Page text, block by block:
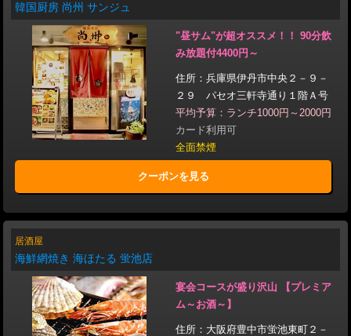
韓国厨房 尚州 サンジュ
"昼サム"が超オススメ！！ 90分飲
み放題付4400円～
住所：兵庫県伊丹市中央２－９－
２９ パセオ三軒寺通り１階Ａ号
平均予算：ランチ1000円～2000円
カード利用可
全面禁煙
クーポンを見る
居酒屋
海鮮網焼き 海ほたる 蛍池店
宴会コースが盛り沢山 【プレミア
ム～お酒～】
住所：大阪府豊中市蛍池東町２－